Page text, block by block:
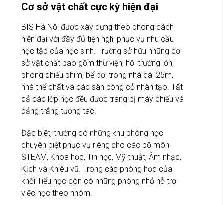
Cơ sở vật chất cực kỳ hiện đại
BIS Hà Nội được xây dựng theo phong cách
hiện đại với đầy đủ tiện nghi phục vụ nhu cầu
học tập của học sinh. Trường sở hữu những cơ
sở vật chất bao gồm thư viện, hội trường lớn,
phòng chiếu phim, bể bơi trong nhà dài 25m,
nhà thể chất và các sân bóng cỏ nhân tạo. Tất
cả các lớp học đều được trang bị máy chiếu và
bảng trắng tương tác.
Đặc biệt, trường có những khu phòng học
chuyên biệt phục vụ riêng cho các bộ môn
STEAM, Khoa học, Tin học, Mỹ thuật, Âm nhạc,
Kịch và Khiêu vũ. Trong các phòng học của
khối Tiểu học còn có những phòng nhỏ hỗ trợ
việc học theo nhóm.